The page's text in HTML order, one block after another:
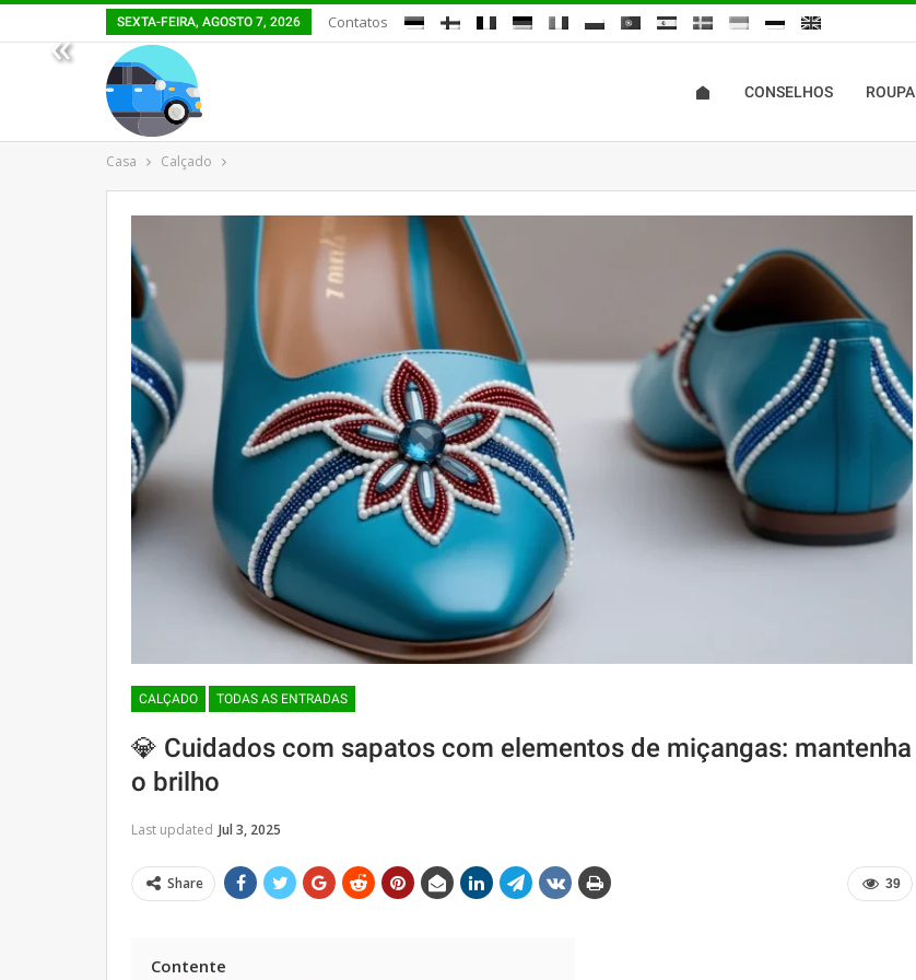
« SEXTA-FEIRA, AGOSTO 7, 2026 Contatos
CONSELHOS ROUPA
Casa Calçado
CALÇADO TODAS AS ENTRADAS
💎 Cuidados com sapatos com elementos de miçangas: mantenha
o brilho
Last updated Jul 3, 2025
39
Share
Contente